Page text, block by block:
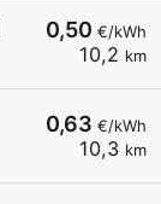
0,50 €/kWh
10,2 km
0,63 €/kWh
10,3 km